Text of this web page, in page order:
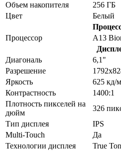
Объем накопителя
256 ГБ
Цвет
Белый
Процессор
A13
Диагональ
6,1"
Разрешение
Яркость
625 кд/
Контрастность
1400:1
Плотность пикселей на
дюйм
326
Тип дисплея
IPS
Multi-Touch
Да
Технологии дисплея
True